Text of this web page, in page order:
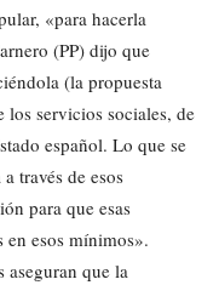
«para hacerla
(PP) dijo que
(la propuesta
los servicios sociales, de
español. Lo que se
través de esos
para que esas
en esos mínimos».
aseguran que la